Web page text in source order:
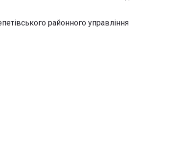
районного управління